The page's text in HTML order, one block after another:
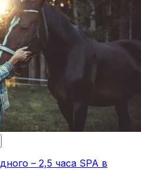
– 2,5 часа SPA в